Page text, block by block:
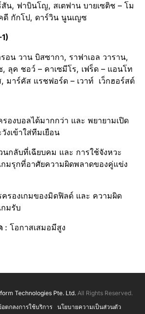
สัน, ฟาบินโญ, สเตฟาน บายเซติช – โม
ดี กักโป, ดาร์วิน นูนเญซ
รอน วาน บิสซากา, ราฟาเอล วาราน,
ลุค ชอว์ – คาเซมีโร, เฟร็ด – แอนโท
มาร์คัส แรชฟอร์ด – เวาท์ เว็กฮอร์สต์
รองบอลได้มากกว่า และ พยายามเปิด
ง​เข้าใส่ทีม​เยือน
นกลับที่เฉียบคม และ การใช้จังหวะ
กมรุกที่อาศัยความผิดพลาดของคู่แข่ง
รองเกมของมิดฟิลด์​ และ ความผิด
มรับ
: โอกาสเสมอมีสูง
Technologies Pte. Ltd.All Rights Reserved.
อตกลงการใช้บริการ นโยบายความเป็นส่วนตัว